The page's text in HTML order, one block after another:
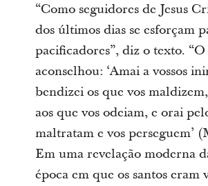
“Como seguidores de Jesus
dos últimos dias se esforçam
pacificadores”, diz o texto.
aconselhou: ‘Amai a vossos
bendizei os que vos
aos que vos odeiam, e orai
maltratam e vos perseguem’
Em uma revelação moderna
época em que os santos eram